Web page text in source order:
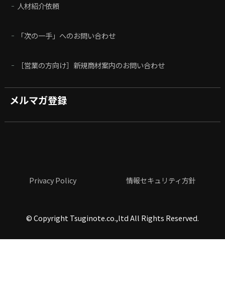
人材紹介依頼
「次の一手」へのお問い合わせ
［営業の方向け］新規商材案内のお問い合わせ
メルマガ登録
©Copyright Tsuginote.co.,ltd All Rights Reserved.
Privacy Policy 情報セキュリティ方針